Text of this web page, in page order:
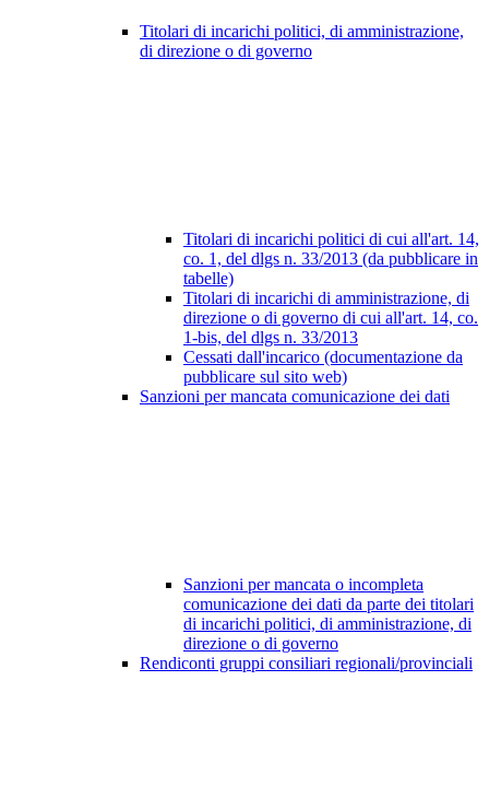
Titolari di incarichi politici, di amministrazione,
di direzione o di governo
Titolari di incarichi politici di cui all'art. 14,
co. 1, del dlgs n. 33/2013 (da pubblicare in
tabelle)
Titolari di incarichi di amministrazione, di
direzione o di governo di cui all'art. 14, co.
1-bis, del dlgs n. 33/2013
Cessati dall'incarico (documentazione da
pubblicare sul sito web)
Sanzioni per mancata comunicazione dei dati
Sanzioni per mancata o incompleta
comunicazione dei dati da parte dei titolari
di incarichi politici, di amministrazione, di
direzione o di governo
Rendiconti gruppi consiliari regionali/provinciali